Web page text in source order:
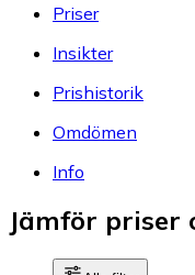
Priser
Insikter
Prishistorik
Omdömen
Info
Jämför priser